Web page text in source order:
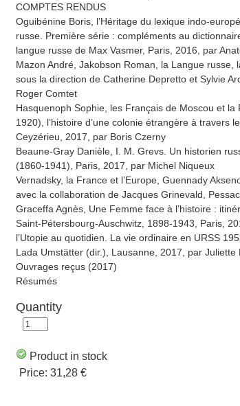
COMPTES RENDUS
Oguibénine Boris, l’Héritage du lexique indo-
russe. Première série : compléments au
langue russe de Max Vasmer, Paris, 2016, par
Mazon André, Jakobson Roman, la Langue russe,
sous la direction de Catherine Depretto et Sylvie
Roger Comtet
Hasquenoph Sophie, les Français de Moscou et la
1920), l’histoire d’une colonie étrangère à travers
Ceyzérieu, 2017, par Boris Czerny
Beaune-Gray Danièle, I. M. Grevs. Un historien
(1860-1941), Paris, 2017, par Michel Niqueux
Vernadsky, la France et l’Europe, Guennady
avec la collaboration de Jacques Grinevald,
Graceffa Agnès, Une Femme face à l’histoire :
Saint-Pétersbourg-Auschwitz, 1898-1943, Paris,
l’Utopie au quotidien. La vie ordinaire en URSS
Lada Umstätter (dir.), Lausanne, 2017, par Juliette
Ouvrages reçus (2017)
Résumés
Quantity
Product in stock
Price: 31,28 €